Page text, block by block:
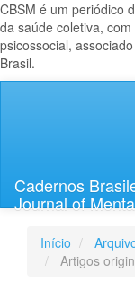
CBSM é um periódico
da saúde coletiva,
psicossocial,
Brasil.
Lateral
Cadernos
Journal of
Início
Artigos